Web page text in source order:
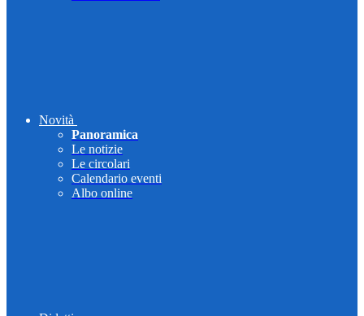
Novità
Panoramica
Le notizie
Le circolari
Calendario eventi
Albo online